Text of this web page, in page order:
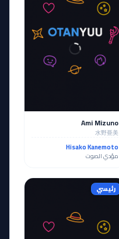
Ami Mizuno
水野亜美
Hisako Kanemoto
مؤدي الصوت
رئيسي